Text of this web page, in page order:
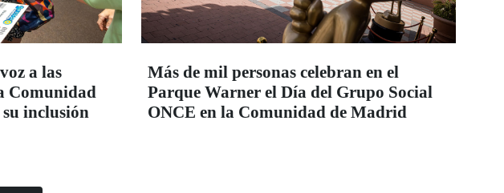
a las
Comunidad
inclusión
Más de mil personas celebran en el
Parque Warner el Día del Grupo Social
ONCE en la Comunidad de Madrid